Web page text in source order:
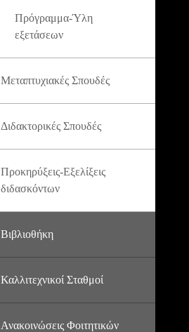
Πρόγραμμα-Ύλη
εξετάσεων
Μεταπτυχιακές Σπουδές
Διδακτορικές Σπουδές
Προκηρύξεις-Εξελίξεις
διδασκόντων
Βιβλιοθήκη
Καλλιτεχνικοί Σταθμοί
Ανακοινώσεις Φοιτητικών